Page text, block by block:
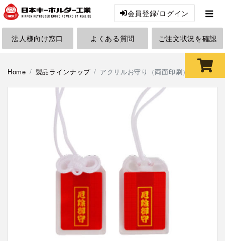
会員登録/ログイン
法人様向け窓口 よくある質問 ご注文状況を確認
Home 製品ラインナップ アクリルお守り（両面印刷）